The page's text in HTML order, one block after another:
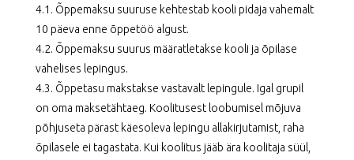
4.1. Õppemaksu suuruse kehtestab kooli pidaja vahemalt
10 päeva enne õppetöö algust.
4.2. Õppemaksu suurus määratletakse kooli ja õpilase
vahelises lepingus.
4.3. Õppetasu makstakse vastavalt lepingule. Igal grupil
on oma maksetähtaeg. Koolitusest loobumisel mõjuva
põhjuseta pärast käesoleva lepingu allakirjutamist, raha
õpilasele ei tagastata. Kui koolitus jääb ära koolitaja süül,